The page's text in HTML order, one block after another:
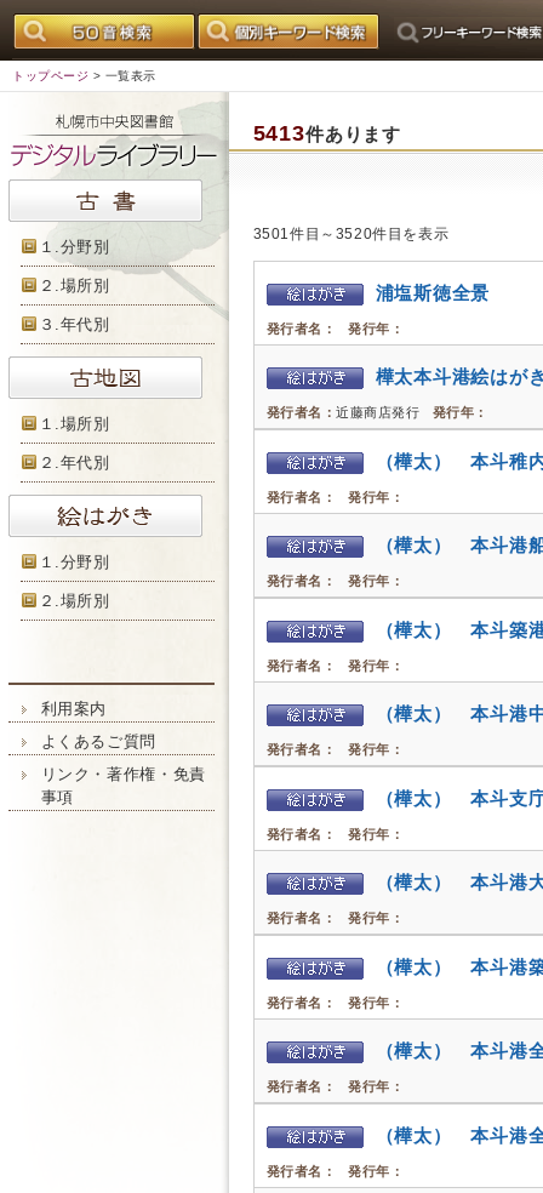
トップページ > 一覧表示
１.分野別
２.場所別
３.年代別
１.場所別
２.年代別
１.分野別
２.場所別
利用案内
よくあるご質問
リンク・著作権・免責
事項
5413件あります
3501件目～3520件目を表示
浦塩斯徳全景
発行者名： 発行年：
樺太本斗港絵はが
発行者名：近藤商店発行 発行年：
（樺太） 本斗稚
発行者名： 発行年：
（樺太） 本斗港
発行者名： 発行年：
（樺太） 本斗築
発行者名： 発行年：
（樺太） 本斗港
発行者名： 発行年：
（樺太） 本斗支
発行者名： 発行年：
（樺太） 本斗港
発行者名： 発行年：
（樺太） 本斗港
発行者名： 発行年：
（樺太） 本斗港
発行者名： 発行年：
（樺太） 本斗港
発行者名： 発行年：